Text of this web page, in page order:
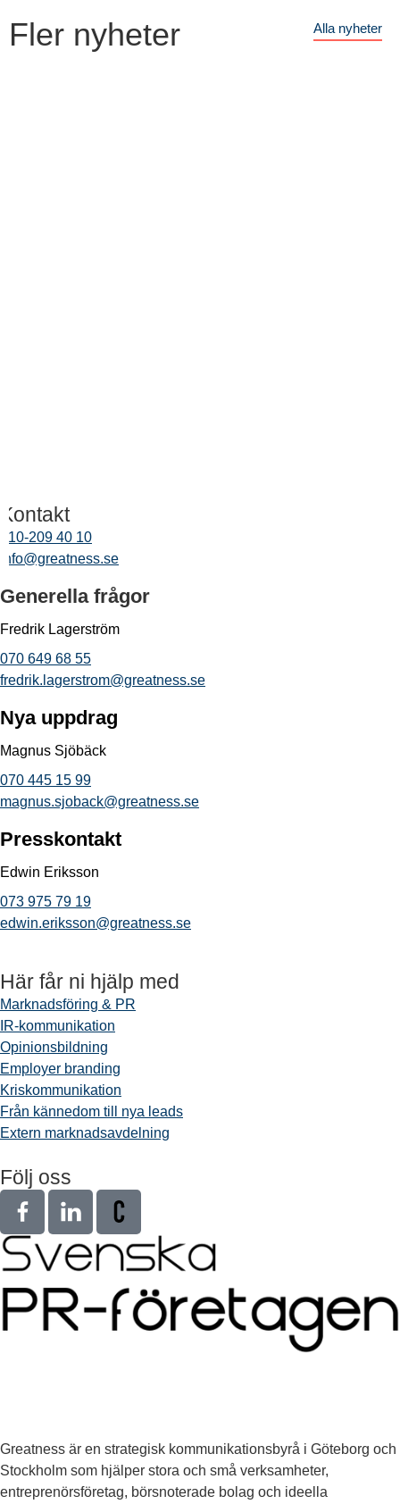
Fler nyheter Alla nyheter
Kontakt
010-209 40 10
info@greatness.se
Generella frågor
Fredrik Lagerström
070 649 68 55
fredrik.lagerstrom@greatness.se
Nya uppdrag
Magnus Sjöbäck
070 445 15 99
magnus.sjoback@greatness.se
Presskontakt
Edwin Eriksson
073 975 79 19
edwin.eriksson@greatness.se
Här får ni hjälp med
Marknadsföring & PR
IR-kommunikation
Opinionsbildning
Employer branding
Kriskommunikation
Från kännedom till nya leads
Extern marknadsavdelning
Följ oss
Greatness är en strategisk kommunikationsbyrå i Göteborg och
Stockholm som hjälper stora och små verksamheter,
entreprenörsföretag, börsnoterade bolag och ideella